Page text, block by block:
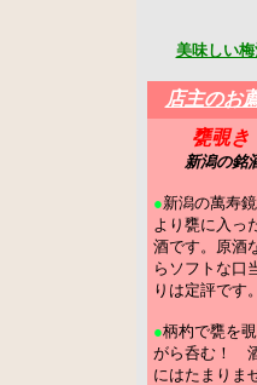
美味しい梅
店主のお
甕覗き
新潟の銘
●新潟の萬寿
より甕に入っ
酒です。原酒
らソフトな口
りは定評です。
●柄杓で甕を
がら呑む！
にはたまりま